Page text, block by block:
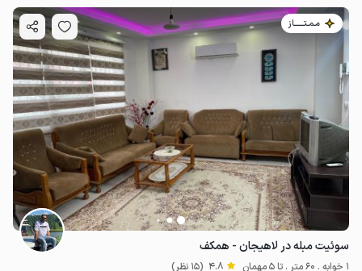
مـمـتــــــاز
سوئیت مبله در لاهیجان - همکف
1 خوابه . 60 متر . تا 5 مهمان 4.8 (15 نظر)